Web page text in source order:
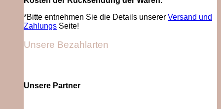
*Bitte entnehmen Sie die Details unserer Versand und
Zahlungs Seite!
Unsere Bezahlarten
Unsere Partner